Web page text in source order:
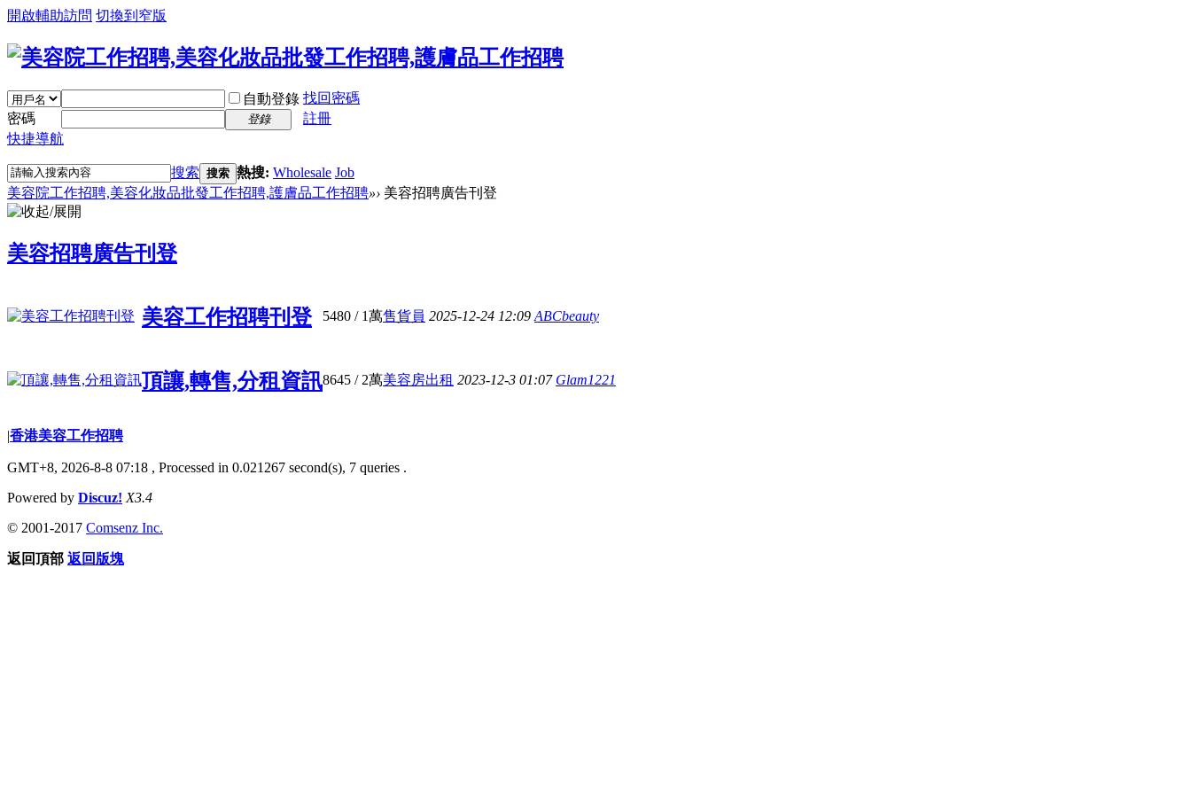
開啟輔助訪問 切換到窄版
自動登錄 找回密碼
密碼
登錄
註冊
快捷導航
搜索 搜索 熱搜: Wholesale Job
美容院工作招聘,美容化妝品批發工作招聘,護膚品工作招聘»› 美容招聘廣告刊登
美容招聘廣告刊登
美容工作招聘刊登 5480 / 1萬售貨員 2025-12-24 12:09 ABCbeauty
頂讓,轉售,分租資訊8645 / 2萬美容房出租 2023-12-3 01:07 Glam1221
|香港美容工作招聘
GMT+8, 2026-8-8 07:18 , Processed in 0.021267 second(s), 7 queries .
Powered by Discuz! X3.4
© 2001-2017 Comsenz Inc.
返回頂部 返回版塊